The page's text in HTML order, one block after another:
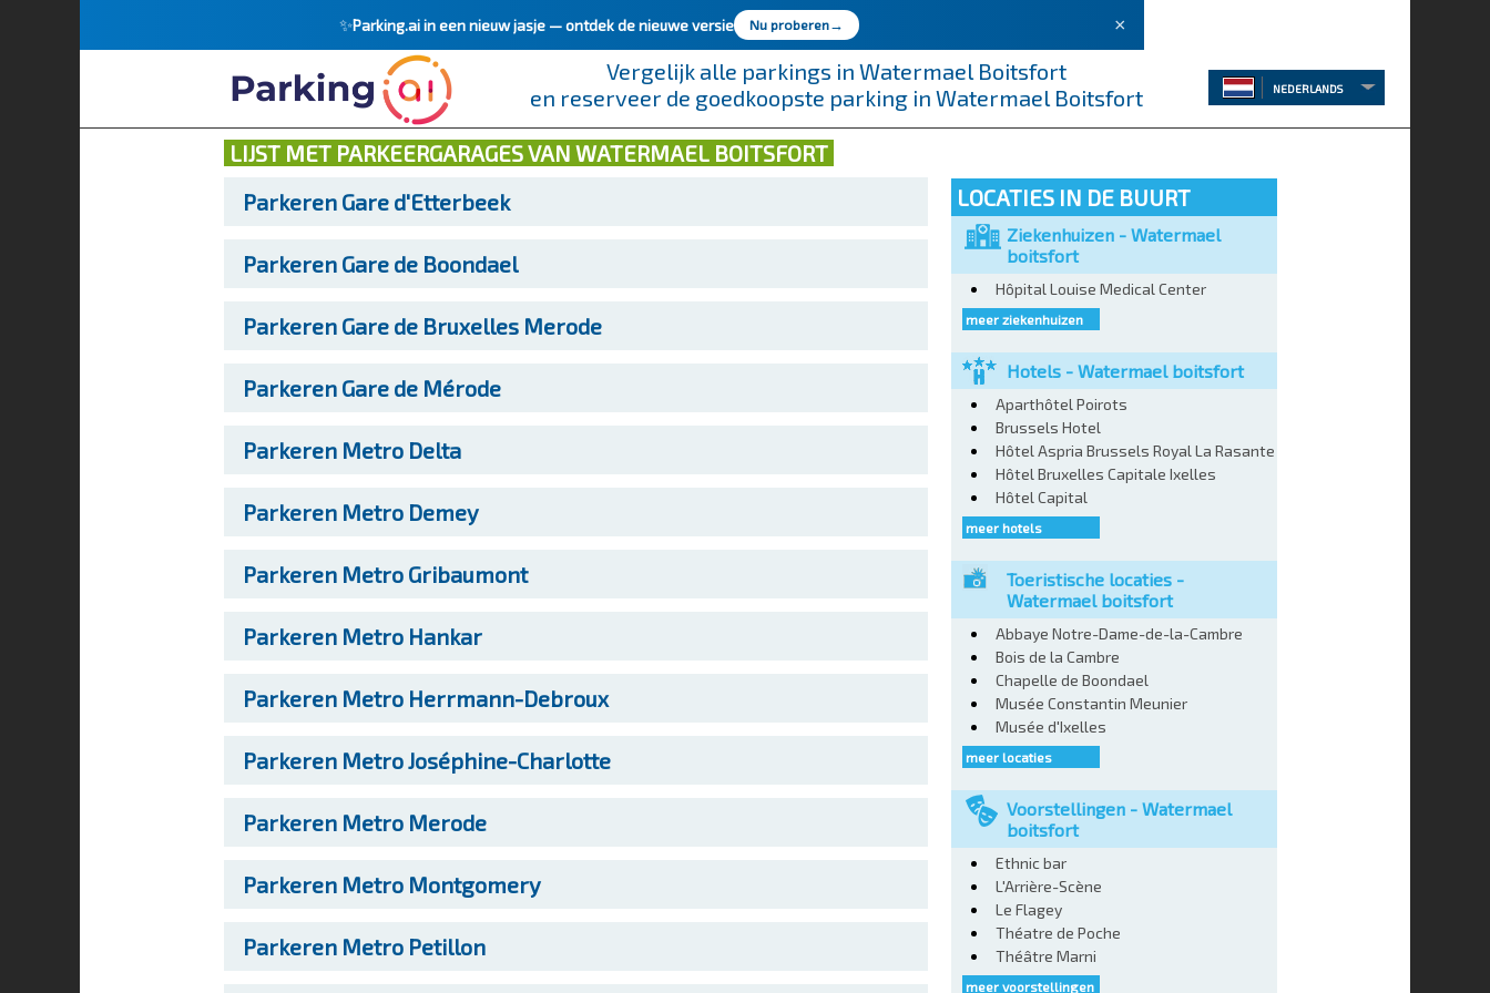
✨Parking.ai in een nieuw jasje —ontdek de nieuwe versie Nu proberen→ ×
Vergelijk alle parkings in Watermael Boitsfort
en reserveer de goedkoopste parking in Watermael Boitsfort
NEDERLANDS
LIJST MET PARKEERGARAGES VAN WATERMAEL BOITSFORT
Parkeren Gare d'Etterbeek‎
Parkeren Gare de Boondael‎
Parkeren Gare de Bruxelles Merode
Parkeren Gare de Mérode
Parkeren Metro Delta
Parkeren Metro Demey
Parkeren Metro Gribaumont
Parkeren Metro Hankar
Parkeren Metro Herrmann-Debroux
Parkeren Metro Joséphine-Charlotte
Parkeren Metro Merode
Parkeren Metro Montgomery
Parkeren Metro Petillon
LOCATIES IN DE BUURT
Ziekenhuizen - Watermael
boitsfort
Hôpital Louise Medical Center
meer ziekenhuizen
Hotels - Watermael boitsfort
Aparthôtel Poirots
Brussels Hotel
Hôtel Aspria Brussels Royal La Rasante
Hôtel Bruxelles Capitale Ixelles
Hôtel Capital
meer hotels
Toeristische locaties -
Watermael boitsfort
Abbaye Notre-Dame-de-la-Cambre
Bois de la Cambre
Chapelle de Boondael
Musée Constantin Meunier
Musée d'Ixelles
meer locaties
Voorstellingen - Watermael
boitsfort
Ethnic bar
L'Arrière-Scène
Le Flagey
Théatre de Poche
Théâtre Marni
meer voorstellingen